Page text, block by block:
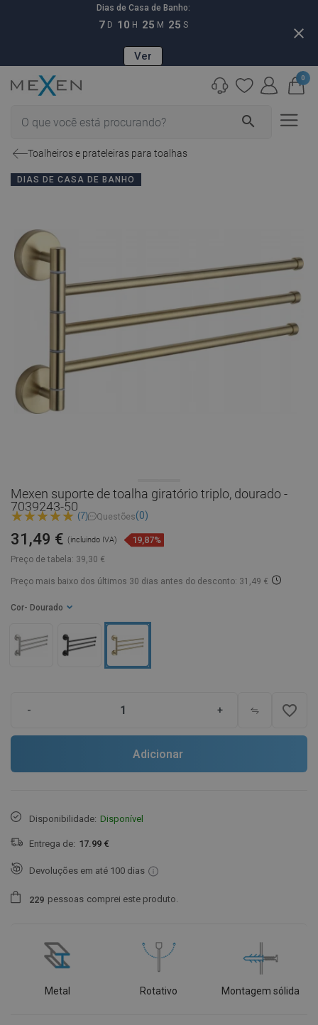
Dias de Casa de Banho:
7 D 10 H 25 M 24 S
Ver
close
search
0
Toalheiros e prateleiras para toalhas
DIAS DE CASA DE BANHO
Mexen suporte de toalha giratório triplo, dourado -
7039243-50
(7) Questões(0)
Preço de tabela: 39,30 €
31,49 € (incluindo IVA) 19,87%
Preço mais baixo dos últimos 30 dias antes do desconto: 31,49 €
Cor - Dourado
- + favorite_border
Adicionar
Disponibilidade: Disponível
Entrega de: 17.99 €
Devoluções em até 100 dias
229 pessoas comprei este produto.
Metal Rotativo Montagem sólida